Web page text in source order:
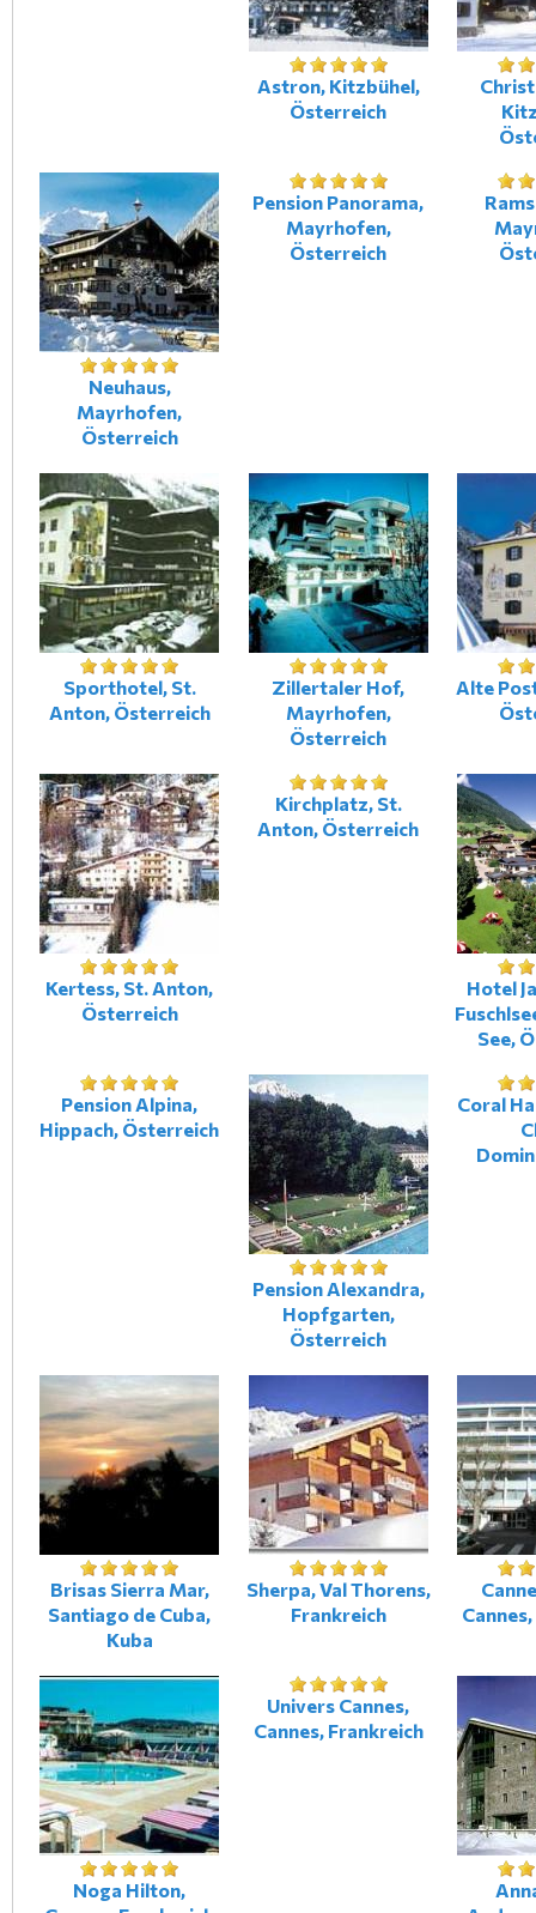
Astron, Kitzbühel,
Österreich
Neuhaus,
Mayrhofen,
Österreich
Pension Panorama,
Mayrhofen,
Österreich
Sporthotel, St.
Anton, Österreich
Zillertaler Hof,
Mayrhofen,
Österreich
Alte
Kertess, St. Anton,
Österreich
Kirchplatz, St.
Anton, Österreich
Hotel
See,
Pension Alpina,
Hippach, Österreich
Pension Alexandra,
Hopfgarten,
Österreich
Coral
Brisas Sierra Mar,
Santiago de Cuba,
Kuba
Sherpa, Val Thorens,
Frankreich
Noga Hilton,
Univers Cannes,
Cannes, Frankreich